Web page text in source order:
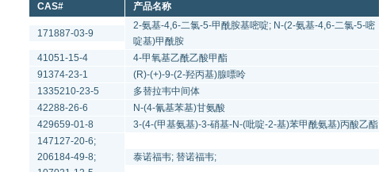
CAS# 产品名称
171887-03-9
2-氨基-4,6-二氯-5-甲酰胺基嘧啶; N-(2-氨基-4,6-二氯-5-嘧
啶基)甲酰胺
41051-15-4
4-甲氧基乙酰乙酸甲酯
91374-23-1
(R)-(+)-9-(2-羟丙基)腺嘌呤
1335210-23-5
多替拉韦中间体
42288-26-6
N-(4-氰基苯基)甘氨酸
429659-01-8
3-(4-(甲基氨基)-3-硝基-N-(吡啶-2-基)苯甲酰氨基)丙酸乙酯
147127-20-6;
206184-49-8;
泰诺福韦; 替诺福韦;